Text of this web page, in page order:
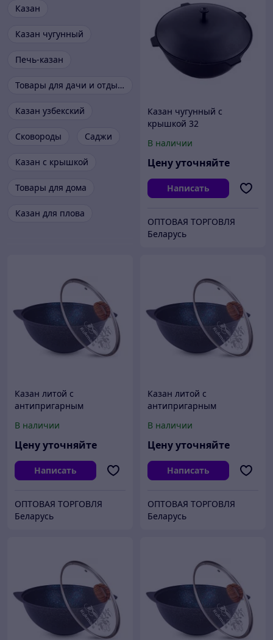
Казан
Казан чугунный
Печь-казан
Товары для дачи и отдыха
Казан узбекский
Сковороды Саджи
Казан с крышкой
Товары для дома
Казан для плова
Казан чугунный с
крышкой 32
В наличии
Цену уточняйте
Написать
ОПТОВАЯ ТОРГОВЛЯ
Беларусь
Казан литой с
антипригарным
blue 4.5
В наличии
Цену уточняйте
Написать
ОПТОВАЯ ТОРГОВЛЯ
Беларусь
Казан литой с
антипригарным
blue 6
В наличии
Цену уточняйте
Написать
ОПТОВАЯ ТОРГОВЛЯ
Беларусь